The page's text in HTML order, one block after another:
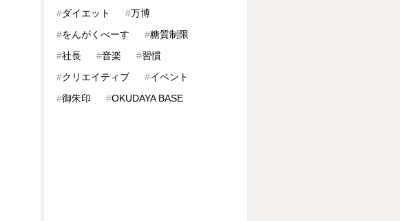
#ダイエット #万博
#をんがくべーす #糖質制限
#社長 #音楽 #習慣
#クリエイティブ #イベント
#御朱印 #OKUDAYA BASE